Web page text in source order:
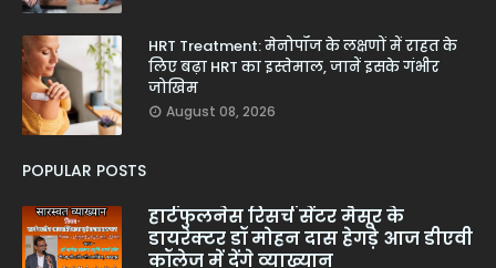
HRT Treatment: मेनोपॉज के लक्षणों में राहत के
लिए बढ़ा HRT का इस्तेमाल, जानें इसके गंभीर
जोखिम
August 08, 2026
POPULAR POSTS
हार्टफुलनेस रिसर्च सेंटर मैसूर के
डायरेक्टर डॉ मोहन दास हेगड़े आज डीएवी
कॉलेज में देंगे व्याख्यान